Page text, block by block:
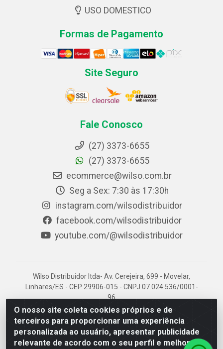
O nosso site coleta cookies próprios e de
terceiros para proporcionar uma experiência
personalizada ao usuário, apresentar publicidade
relevante de acordo com o seu perfil e melhorar a
USO DOMESTICO
Formas de Pagamento
Site Seguro
Fale Conosco
(27) 3373-6655
(27) 3373-6655
ecommerce@wilso.com.br
Seg a Sex: 7:30 às 17:30h
instagram.com/wilsodistribuidor
facebook.com/wilsodistribuidor
youtube.com/@wilsodistribuidor
Wilso Distribuidor ltda- Av. Cerejeira, 699 - Movelar,
Linhares/ES - CEP 29906-015 - CNPJ 07.024.536/0001-
96